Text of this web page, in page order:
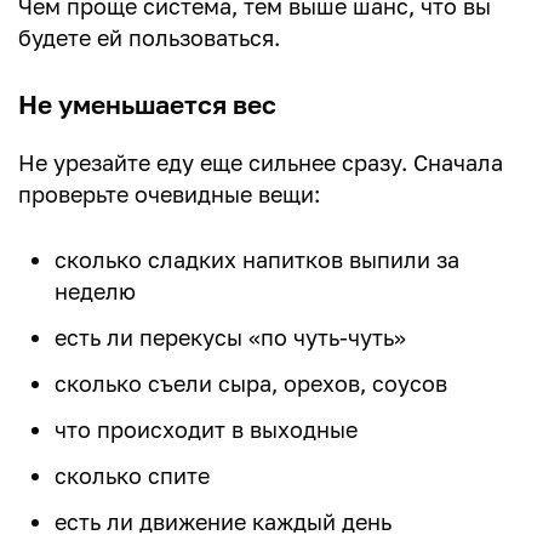
Чем проще система, тем выше шанс, что вы
будете ей пользоваться.
Не уменьшается вес
Не урезайте еду еще сильнее сразу. Сначала
проверьте очевидные вещи:
сколько сладких напитков выпили за
неделю
есть ли перекусы «по чуть-чуть»
сколько съели сыра, орехов, соусов
что происходит в выходные
сколько спите
есть ли движение каждый день